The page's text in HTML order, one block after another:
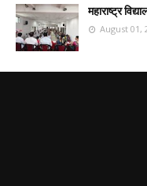
महाराष्ट्र
August 01,